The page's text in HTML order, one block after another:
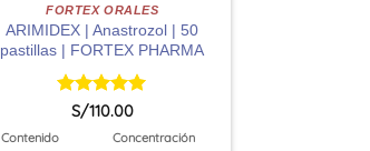
FORTEX ORALES
ARIMIDEX | Anastrozol | 50
pastillas | FORTEX PHARMA
Valorado
S/110.00
Contenido Concentración